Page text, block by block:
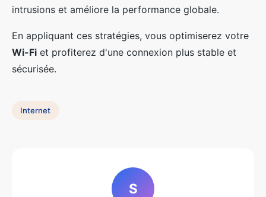
intrusions et améliore la performance globale.
En appliquant ces stratégies, vous optimiserez votre
Wi-Fi et profiterez d'une connexion plus stable et
sécurisée.
Internet
S